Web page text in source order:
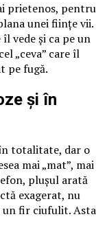
prietenos, pentru
unei ființe vii.
vede și ca pe un
„ceva” care îl
pe fugă.
și în
totalitate, dar o
mai „mat”, mai
plușul arată
exagerat, nu
un fir ciufulit. Asta